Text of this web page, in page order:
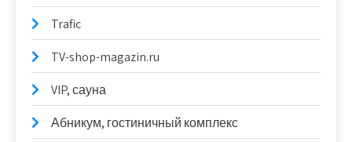
Trafic
TV-shop-magazin.ru
VIP, сауна
Абникум, гостиничный комплекс